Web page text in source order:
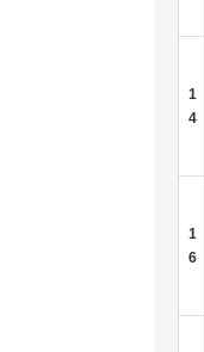
1
4
1
6